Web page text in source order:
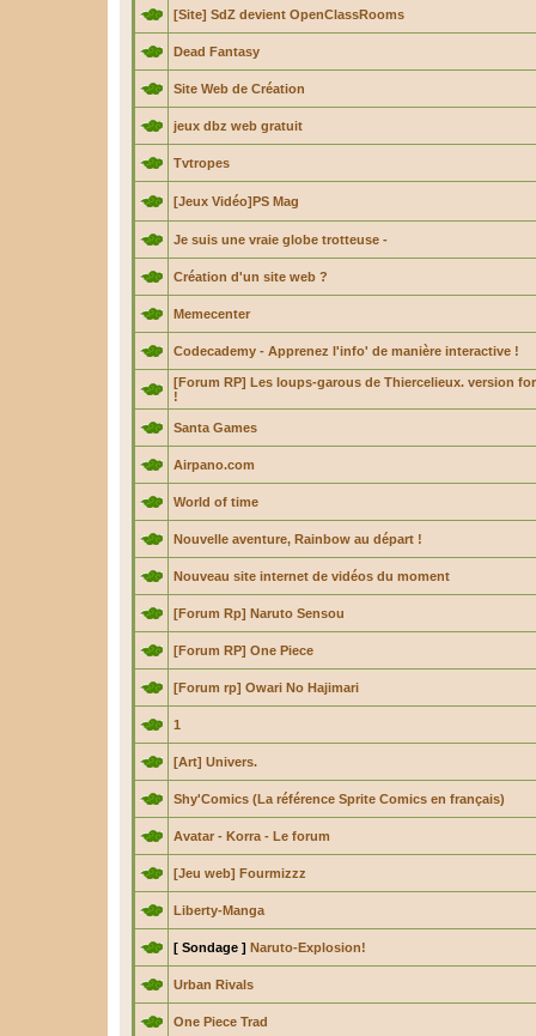
[Site] SdZ devient OpenClassRooms
Dead Fantasy
Site Web de Création
jeux dbz web gratuit
Tvtropes
[Jeux Vidéo]PS Mag
Je suis une vraie globe trotteuse -
Création d'un site web ?
Memecenter
Codecademy - Apprenez l'info' de manière interactive !
[Forum RP] Les loups-garous de Thiercelieux. version
!
Santa Games
Airpano.com
World of time
Nouvelle aventure, Rainbow au départ !
Nouveau site internet de vidéos du moment
[Forum Rp] Naruto Sensou
[Forum RP] One Piece
[Forum rp] Owari No Hajimari
1
[Art] Univers.
Shy'Comics (La référence Sprite Comics en français)
Avatar - Korra - Le forum
[Jeu web] Fourmizzz
Liberty-Manga
[ Sondage ] Naruto-Explosion!
Urban Rivals
One Piece Trad